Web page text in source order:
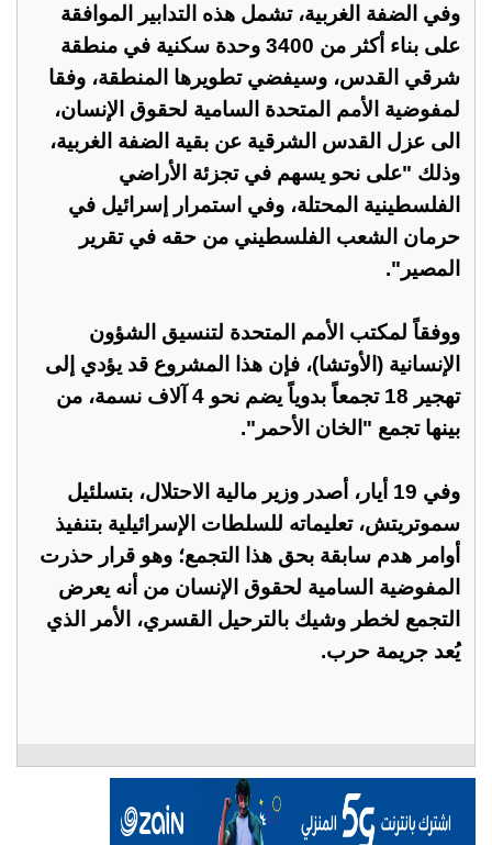
وفي الضفة الغربية، تشمل هذه التدابير الموافقة
على بناء أكثر من 3400 وحدة سكنية في منطقة
شرقي القدس، وسيفضي تطويرها المنطقة، وفقا
لمفوضية الأمم المتحدة السامية لحقوق الإنسان،
الى عزل القدس الشرقية عن بقية الضفة الغربية،
وذلك "على نحو يسهم في تجزئة الأراضي
الفلسطينية المحتلة، وفي استمرار إسرائيل في
حرمان الشعب الفلسطيني من حقه في تقرير
المصير".
ووفقاً لمكتب الأمم المتحدة لتنسيق الشؤون
الإنسانية (الأوتشا)، فإن هذا المشروع قد يؤدي إلى
تهجير 18 تجمعاً بدوياً يضم نحو 4 آلاف نسمة، من
بينها تجمع "الخان الأحمر".
وفي 19 أيار، أصدر وزير مالية الاحتلال، بتسلئيل
سموتريتش، تعليماته للسلطات الإسرائيلية بتنفيذ
أوامر هدم سابقة بحق هذا التجمع؛ وهو قرار حذرت
المفوضية السامية لحقوق الإنسان من أنه يعرض
التجمع لخطر وشيك بالترحيل القسري، الأمر الذي
يُعد جريمة حرب.